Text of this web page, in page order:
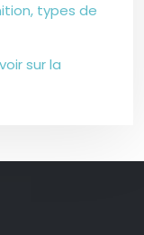
types de
sur la